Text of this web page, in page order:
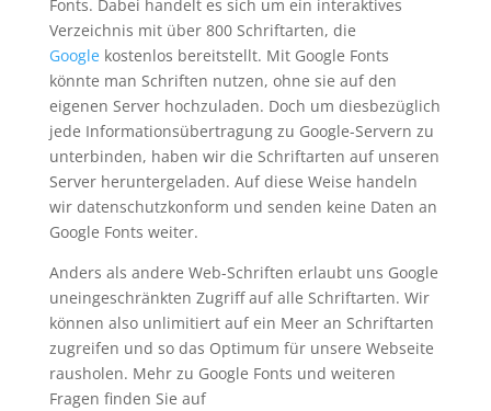
Fonts. Dabei handelt es sich um ein interaktives
Verzeichnis mit über 800 Schriftarten, die
Googlekostenlos bereitstellt. Mit Google Fonts
könnte man Schriften nutzen, ohne sie auf den
eigenen Server hochzuladen. Doch um diesbezüglich
jede Informationsübertragung zu Google-Servern zu
unterbinden, haben wir die Schriftarten auf unseren
Server heruntergeladen. Auf diese Weise handeln
wir datenschutzkonform und senden keine Daten an
Google Fonts weiter.
Anders als andere Web-Schriften erlaubt uns Google
uneingeschränkten Zugriff auf alle Schriftarten. Wir
können also unlimitiert auf ein Meer an Schriftarten
zugreifen und so das Optimum für unsere Webseite
rausholen. Mehr zu Google Fonts und weiteren
Fragen finden Sie auf